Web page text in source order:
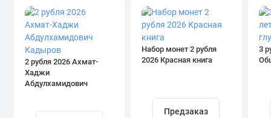
2 рубля 2026 Ахмат-
Хаджи
Абдулхамидович
Набор монет 2 рубля
2026 Красная книга
Предзаказ
3